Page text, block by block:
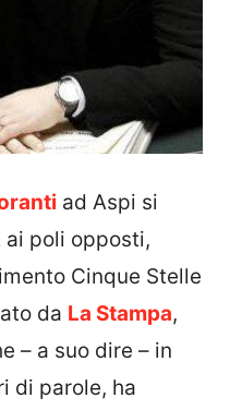
ad Aspi si
ai poli opposti,
Cinque Stelle
da La Stampa,
– a suo dire – in
di parole, ha